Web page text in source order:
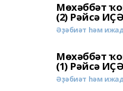
Мөхәббәт
(2) Рәйсә
Әҙәбиәт һәм
Мөхәббәт
(1) Рәйсә
Әҙәбиәт һәм